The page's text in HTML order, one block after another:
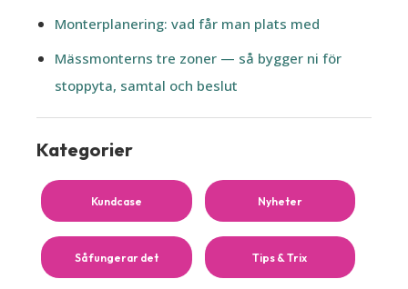
Monterplanering: vad får man plats med
Mässmonterns tre zoner — så bygger ni för
stoppyta, samtal och beslut
Kategorier
Kundcase Nyheter
Så fungerar det Tips & Trix